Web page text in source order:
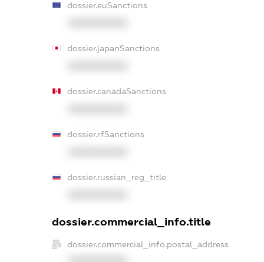
dossier.euSanctions
dossier.japanSanctions
dossier.canadaSanctions
dossier.rfSanctions
dossier.russian_reg_title
dossier.commercial_info.title
dossier.commercial_info.postal_address